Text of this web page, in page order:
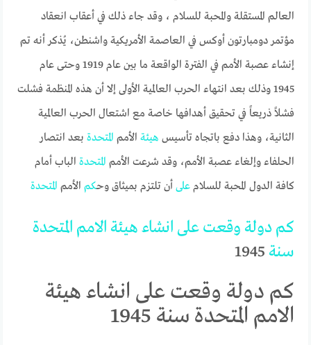
العالم المستقلة والمحبة للسلام ، وقد جاء ذلك في أعقاب انعقاد
مؤتمر دومبارتون أوكس في العاصمة الأمريكية واشنطن، يُذكر أنه تم
إنشاء عصبة الأمم في الفترة الواقعة ما بين عام 1919 وحتى عام
1945 وذلك بعد انتهاء الحرب العالمية الأولى إلا أن هذه المنظمة فشلت
فشلاً ذريعاً في تحقيق أهدافها خاصة مع اشتعال الحرب العالمية
الثانية، وهذا دفع باتجاه تأسيس هيئة الأمم المتحدة بعد انتصار
الحلفاء وإلغاء عصبة الأمم، وقد شرعت الأمم المتحدة الباب أمام
كافة الدول المحبة للسلامعلى أن تلتزم بميثاق وحكم الأمم المتحدة
كم دولة وقعت على انشاء هيئة الامم المتحدة
سنة
كم دولة وقعت على انشاء هيئة
الامم المتحدة سنة 1945